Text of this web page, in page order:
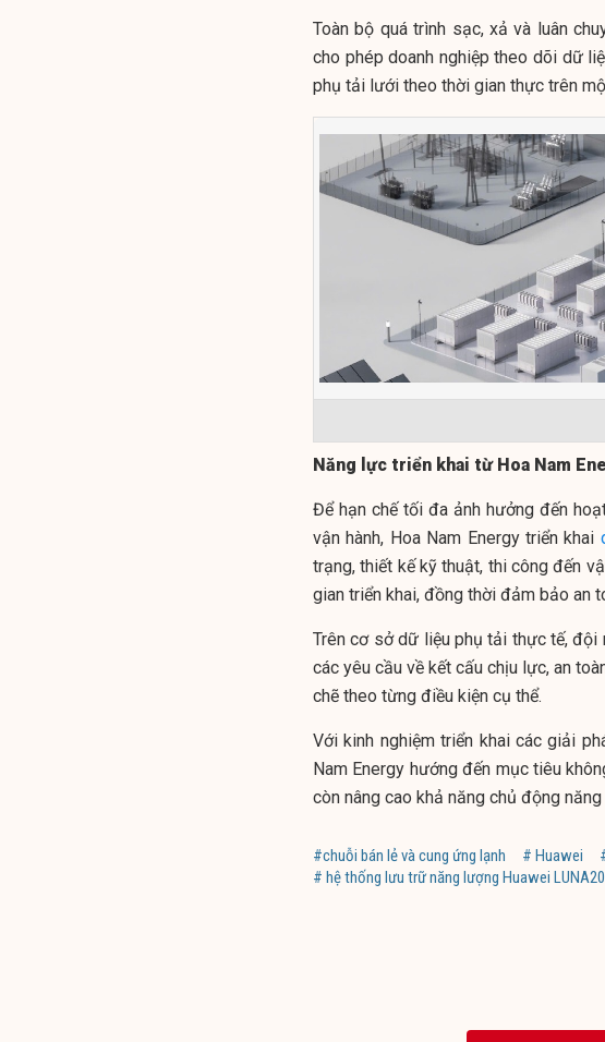
Toàn bộ quá trình sạc, xả và luân
cho phép doanh nghiệp theo dõi dữ
phụ tải lưới theo thời gian thực trên
Năng lực triển khai từ Hoa Nam
Để hạn chế tối đa ảnh hưởng đến
vận hành, Hoa Nam Energy triển khai
trạng, thiết kế kỹ thuật, thi công đến
gian triển khai, đồng thời đảm bảo an
Trên cơ sở dữ liệu phụ tải thực tế, đội
các yêu cầu về kết cấu chịu lực, an
chẽ theo từng điều kiện cụ thể.
Với kinh nghiệm triển khai các giải
Nam Energy hướng đến mục tiêu
còn nâng cao khả năng chủ động
#chuỗi bán lẻ và cung ứng lạnh # Huawei
# hệ thống lưu trữ năng lượng Huawei